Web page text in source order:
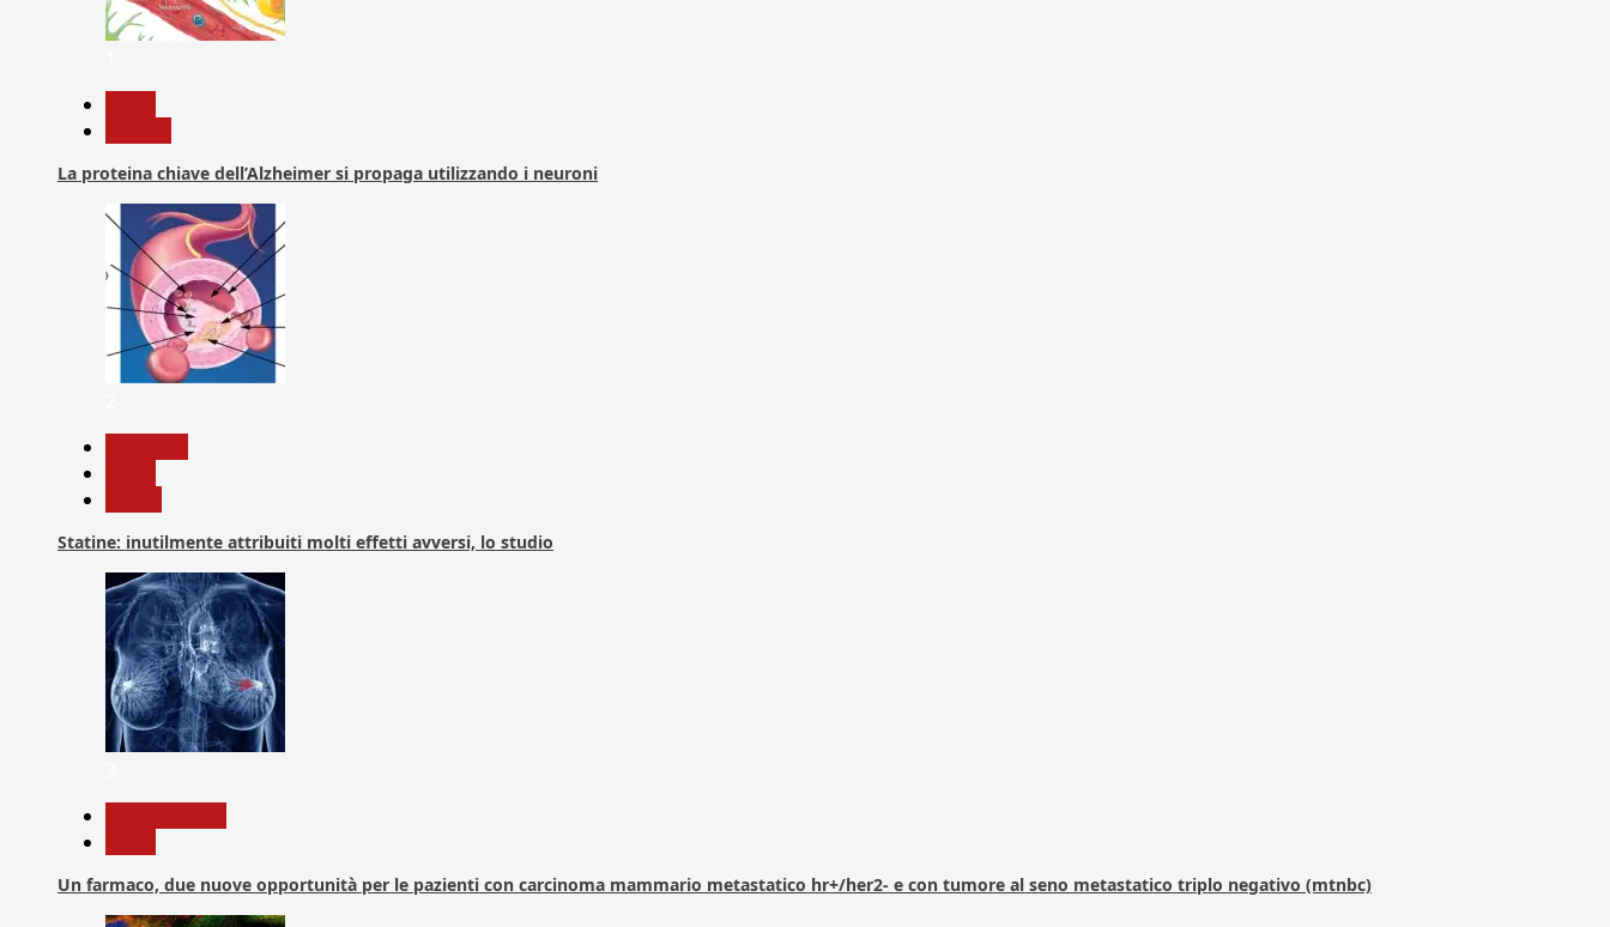
La proteina chiave dell’Alzheimer si propaga utilizzando i neuroni
Statine: inutilmente attribuiti molti effetti avversi, lo studio
Un farmaco, due nuove opportunità per le pazienti con carcinoma mammario metastatico hr+/her2- e con tumore al seno metastatico triplo negativo (mtnbc)